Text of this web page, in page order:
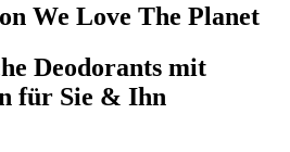
We Love The Planet
Deodorants mit
für Sie & Ihn